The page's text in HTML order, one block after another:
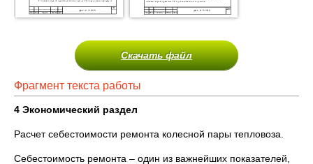
Скачать файл
Фрагмент текста работы
4 Экономический раздел
Расчет себестоимости ремонта колесной пары тепловоза.
Себестоимость ремонта – один из важнейших показателей,